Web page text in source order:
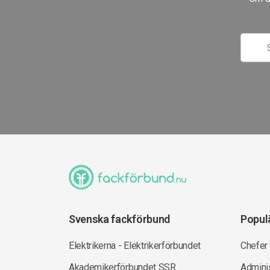
Svenska fackförbund
Elektrikerna - Elektrikerförbundet
Akademikerförbundet SSR